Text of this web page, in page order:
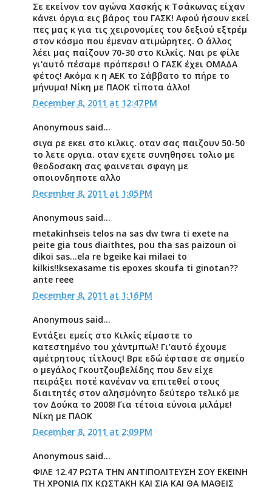
Σε εκείνον τον αγώνα Χασκής κ Τσάκωνας είχαν
κάνει όργια εις βάρος του ΓΑΣΚ! Αφού ήσουν εκεί
πες μας κ για τις χειρονομίες του δεξιού εξτρέμ
στον κόσμο που έμεναν ατιμώρητες. Ο άλλος
λέει μας παίζουν 70-30 στο Κιλκίς. Ναι ρε φίλε
γι'αυτό πέσαμε πρόπερσι! Ο ΓΑΣΚ έχει ΟΜΑΔΑ
φέτος! Ακόμα κ η ΑΕΚ το Σάββατο το πήρε το
μήνυμα! Νίκη με ΠΑΟΚ τίποτα άλλο!
December 8, 2011 at 12:47 PM
Anonymous said...
σιγα ρε εκει στο κιλκις. οταν σας παιζουν 50-50
το λετε οργια. οταν εχετε συνηθησει τολιο με
θεοδοσακη σας φαινεται σφαγη με
οποιονδηποτε αλλο
December 8, 2011 at 1:05 PM
Anonymous said...
metakinhseis telos na sas dw twra ti exete na
peite gia tous diaithtes, pou tha sas paizoun oi
dikoi sas...ela re bgeike kai milaei to
kilkis!!ksexasame tis epoxes skoufa ti ginotan??
ante reee
December 8, 2011 at 1:16 PM
Anonymous said...
Εντάξει εμείς στο Κιλκίς είμαστε το
κατεστημένο του χάντμπωλ! Γι'αυτό έχουμε
αμέτρητους τίτλους! Βρε εδώ έφτασε σε σημείο
ο μεγάλος Γκουτζουβελίδης που δεν είχε
πειράξει ποτέ κανέναν να επιτεθεί στους
διαιτητές στον αλησμόνητο δεύτερο τελικό με
τον Δούκα το 2008! Για τέτοια εύνοια μιλάμε!
Νίκη με ΠΑΟΚ
December 8, 2011 at 2:09 PM
Anonymous said...
ΦΙΛΕ 12.47 ΡΩΤΑ ΤΗΝ ΑΝΤΙΠΟΛΙΤΕΥΣΗ ΣΟΥ ΕΚΕΙΝΗ
ΤΗ ΧΡΟΝΙΑ ΠΧ ΚΩΣΤΑΚΗ ΚΑΙ ΣΙΑ ΚΑΙ ΘΑ ΜΑΘΕΙΣ